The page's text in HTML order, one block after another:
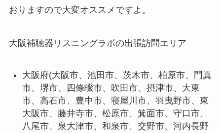
おりますので大変オススメですよ。
大阪補聴器リスニングラボの出張訪問エリア
大阪府(大阪市、池田市、茨木市、柏原市、門真
市、堺市、四條畷市、吹田市、摂津市、大東
市、高石市、豊中市、寝屋川市、羽曳野市、東
大阪市、藤井寺市、松原市、箕面市、守口市、
八尾市、泉大津市、和泉市、交野市、河内長野